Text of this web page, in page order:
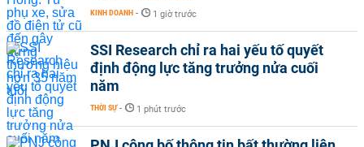
KINH DOANH - 1 giờ trước
SSI Research chỉ ra hai yếu tố quyết
định động lực tăng trưởng nửa cuối
năm
THỜI SỰ - 1 phút trước